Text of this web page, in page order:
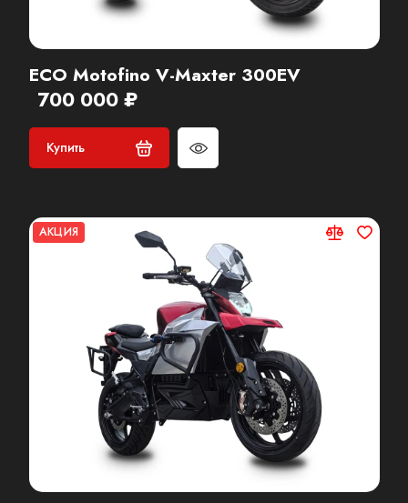
ECO Motofino V-Maxter 300EV
700 000 ₽
Купить
АКЦИЯ